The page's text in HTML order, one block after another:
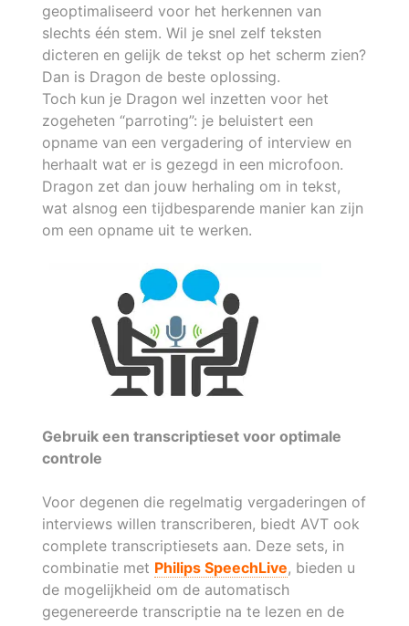
geoptimaliseerd voor het herkennen van
slechts één stem. Wil je snel zelf teksten
dicteren en gelijk de tekst op het scherm zien?
Dan is Dragon de beste oplossing.
Toch kun je Dragon wel inzetten voor het
zogeheten “parroting”: je beluistert een
opname van een vergadering of interview en
herhaalt wat er is gezegd in een microfoon.
Dragon zet dan jouw herhaling om in tekst,
wat alsnog een tijdbesparende manier kan zijn
om een opname uit te werken.
Gebruik een transcriptieset voor optimale
controle
Voor degenen die regelmatig vergaderingen of
interviews willen transcriberen, biedt AVT ook
complete transcriptiesets aan. Deze sets, in
combinatie met Philips SpeechLive, bieden u
de mogelijkheid om de automatisch
gegenereerde transcriptie na te lezen en de